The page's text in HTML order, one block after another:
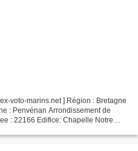
voto-marins.net ] Région : Bretagne
: Penvénan Arrondissement de
: 22166 Edifice: Chapelle Notre